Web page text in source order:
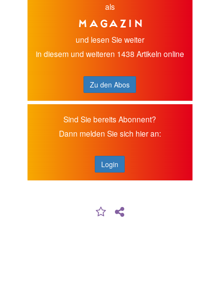
als
Magazin
und lesen Sie weiter
in diesem und weiteren 1438 Artikeln online
Zu den Abos
Sind Sie bereits Abonnent?
Dann melden Sie sich hier an:
Login